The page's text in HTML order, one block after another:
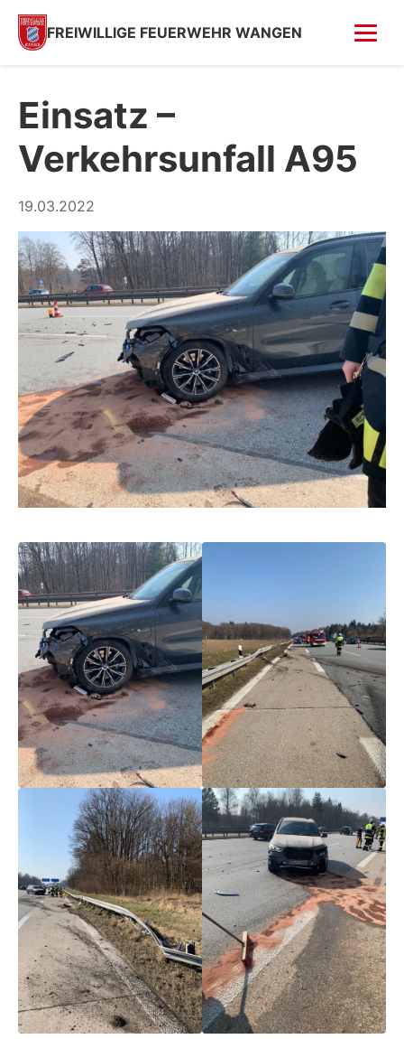
FREIWILLIGE FEUERWEHR WANGEN
Fahrzeugsegnung 2026
Feuer in Villa (Kempfenhausen)
Moosbrand
GESCHICHTE
SPENDEN
Einsatz –
Verkehrsunfall A95
19.03.2022